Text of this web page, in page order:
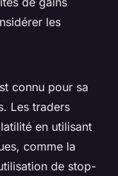
les
connu pour sa
Les traders
en utilisant
comme la
de stop-